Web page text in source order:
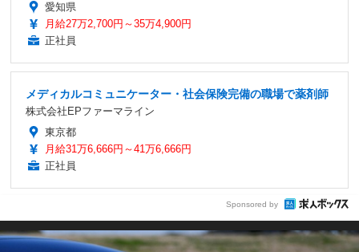
愛知県
月給27万2,700円～35万4,900円
正社員
メディカルコミュニケーター・社会保険完備の職場で薬剤師
株式会社EPファーマライン
東京都
月給31万6,666円～41万6,666円
正社員
Sponsored by